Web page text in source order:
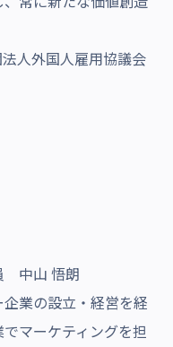
人外国人雇用協議会
中山 悟朗
業の設立・経営を経
マーケティングを担